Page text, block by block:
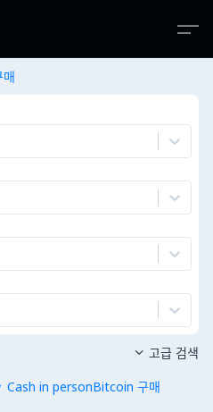
Cash in personBitcoin 구매
 고급 검색